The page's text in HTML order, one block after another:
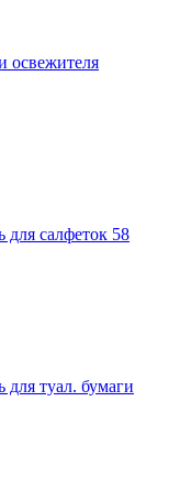
освежителя
для салфеток 58
для туал. бумаги